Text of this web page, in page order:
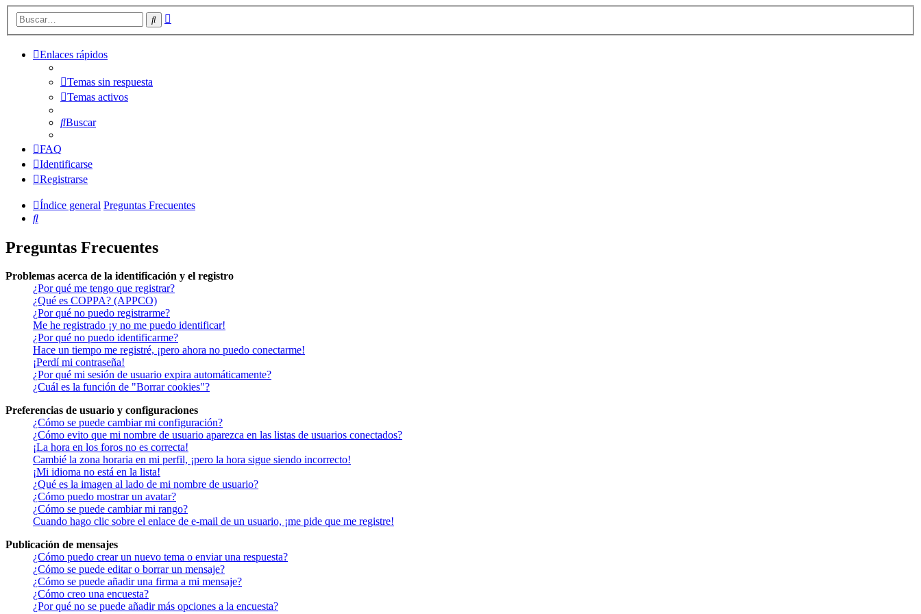
Buscar
Enlaces rápidos
Temas sin respuesta
Temas activos
Buscar
FAQ
Identificarse
Registrarse
Índice general Preguntas Frecuentes
Buscar
Preguntas Frecuentes
Problemas acerca de la identificación y el registro
¿Por qué me tengo que registrar?
¿Qué es COPPA? (APPCO)
¿Por qué no puedo registrarme?
Me he registrado ¡y no me puedo identificar!
¿Por qué no puedo identificarme?
Hace un tiempo me registré, ¡pero ahora no puedo conectarme!
¡Perdí mi contraseña!
¿Por qué mi sesión de usuario expira automáticamente?
¿Cuál es la función de "Borrar cookies"?
Preferencias de usuario y configuraciones
¿Cómo se puede cambiar mi configuración?
¿Cómo evito que mi nombre de usuario aparezca en las listas de usuarios conectados?
¡La hora en los foros no es correcta!
Cambié la zona horaria en mi perfil, ¡pero la hora sigue siendo incorrecto!
¡Mi idioma no está en la lista!
¿Qué es la imagen al lado de mi nombre de usuario?
¿Cómo puedo mostrar un avatar?
¿Cómo se puede cambiar mi rango?
Cuando hago clic sobre el enlace de e-mail de un usuario, ¡me pide que me registre!
Publicación de mensajes
¿Cómo puedo crear un nuevo tema o enviar una respuesta?
¿Cómo se puede editar o borrar un mensaje?
¿Cómo se puede añadir una firma a mi mensaje?
¿Cómo creo una encuesta?
¿Por qué no se puede añadir más opciones a la encuesta?